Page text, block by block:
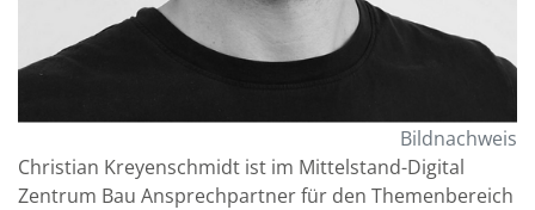
Bildnachweis
Christian Kreyenschmidt ist im Mittelstand-Digital
Zentrum Bau Ansprechpartner für den Themenbereich